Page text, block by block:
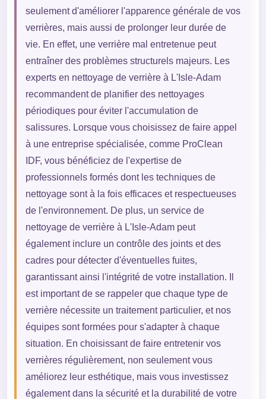
seulement d'améliorer l'apparence générale de vos
verrières, mais aussi de prolonger leur durée de
vie. En effet, une verrière mal entretenue peut
entraîner des problèmes structurels majeurs. Les
experts en nettoyage de verrière à L'Isle-Adam
recommandent de planifier des nettoyages
périodiques pour éviter l'accumulation de
salissures. Lorsque vous choisissez de faire appel
à une entreprise spécialisée, comme ProClean
IDF, vous bénéficiez de l'expertise de
professionnels formés dont les techniques de
nettoyage sont à la fois efficaces et respectueuses
de l'environnement. De plus, un service de
nettoyage de verrière à L'Isle-Adam peut
également inclure un contrôle des joints et des
cadres pour détecter d'éventuelles fuites,
garantissant ainsi l'intégrité de votre installation. Il
est important de se rappeler que chaque type de
verrière nécessite un traitement particulier, et nos
équipes sont formées pour s'adapter à chaque
situation. En choisissant de faire entretenir vos
verrières régulièrement, non seulement vous
améliorez leur esthétique, mais vous investissez
également dans la sécurité et la durabilité de votre